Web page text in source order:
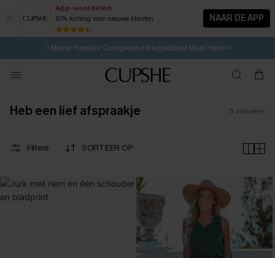
App-voordelen
10% korting voor nieuwe klanten NAAR DE APP
⚡️LAATSTE KANS | Tot 50% korting>>
🩱Meest Populair Corrigerend Badpakken| Must Have>>
💌Abonneer je & ontvang tot 15% korting>>
Koop 3, krijg 15% korting | CODE: SW15
Heb een lief afspraakje 5 artikelen
Filters SORTEER OP